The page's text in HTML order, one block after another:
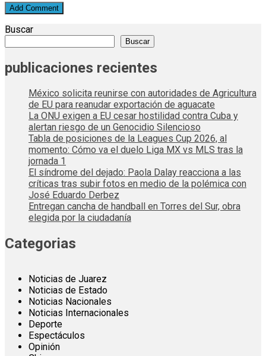
Buscar
Buscar
publicaciones recientes
México solicita reunirse con autoridades de Agricultura
de EU para reanudar exportación de aguacate
La ONU exigen a EU cesar hostilidad contra Cuba y
alertan riesgo de un Genocidio Silencioso
Tabla de posiciones de la Leagues Cup 2026, al
momento: Cómo va el duelo Liga MX vs MLS tras la
jornada 1
El síndrome del dejado: Paola Dalay reacciona a las
críticas tras subir fotos en medio de la polémica con
José Eduardo Derbez
Entregan cancha de handball en Torres del Sur, obra
elegida por la ciudadanía
Categorias
Noticias de Juarez
Noticias de Estado
Noticias Nacionales
Noticias Internacionales
Deporte
Espectáculos
Opinión